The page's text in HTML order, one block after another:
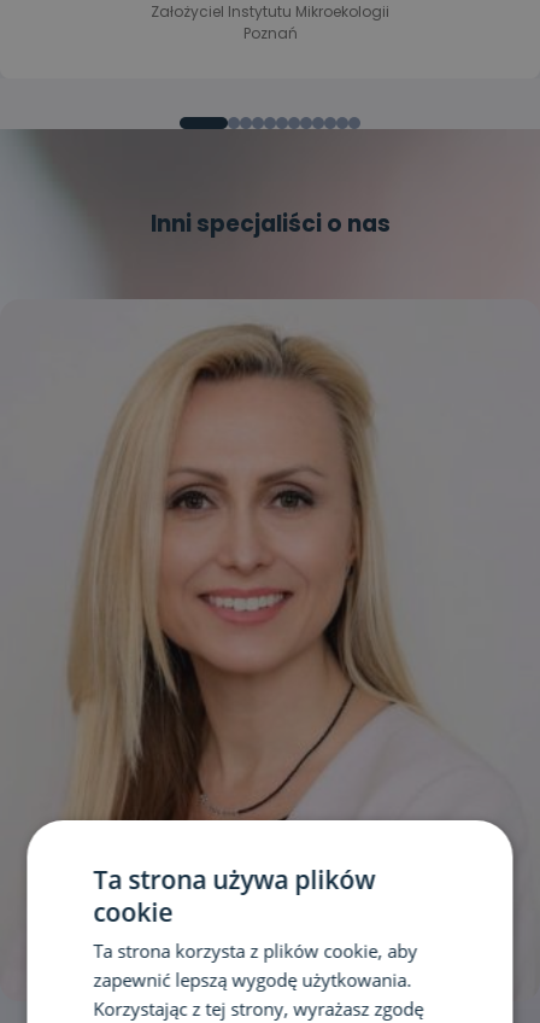
Założyciel Instytutu Mikroekologii
Poznań
Inni specjaliści o nas
Ta strona używa plików
cookie
Ta strona korzysta z plików cookie, aby
zapewnić lepszą wygodę użytkowania.
Korzystając z tej strony, wyrażasz zgodę